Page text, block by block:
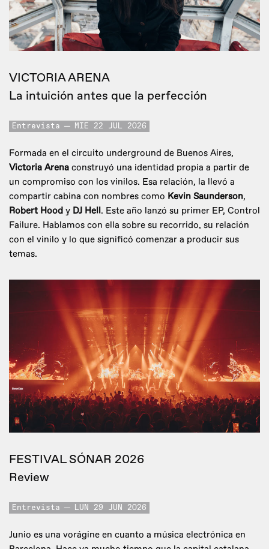
VICTORIA ARENA
La intuición antes que la perfección
Entrevista MIE 22 JUL 2026
Formada en el circuito underground de Buenos Aires,
Victoria Arena construyó una identidad propia a partir de
un compromiso con los vinilos. Esa relación, la llevó a
compartir cabina con nombres como Kevin Saunderson,
Robert Hood y DJ Hell. Este año lanzó su primer EP, Control
Failure. Hablamos con ella sobre su recorrido, su relación
con el vinilo y lo que significó comenzar a producir sus
temas.
FESTIVAL SÓNAR 2026
Review
Entrevista LUN 29 JUN 2026
Junio es una vorágine en cuanto a música electrónica en